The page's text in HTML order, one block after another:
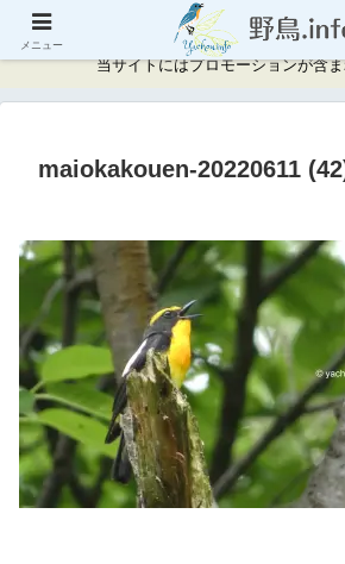
神奈川県周辺の野鳥情報と
当サイトにはプロモーションが含
maiokakouen-20220611
メニュー